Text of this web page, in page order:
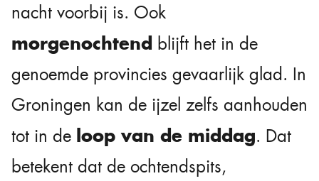
nacht voorbij is. Ook
morgenochtend blijft het in de
genoemde provincies gevaarlijk glad. In
Groningen kan de ijzel zelfs aanhouden
tot in de loop van de middag. Dat
betekent dat de ochtendspits,